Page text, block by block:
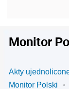
Monitor
Akty
Monitor Polski